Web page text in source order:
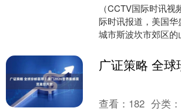
（CCTV国际时讯
际时讯报道，美国
城市斯波坎市郊区的
且演变为城市大....
查看： 182 分类：